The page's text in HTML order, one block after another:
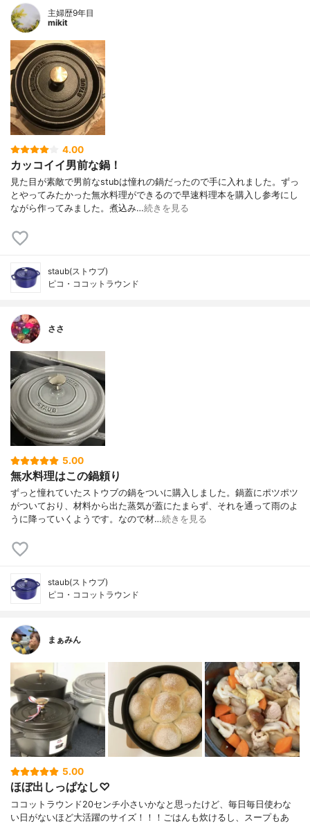
主婦歴9年目
mikit
4.00
カッコイイ男前な鍋！
見た目が素敵で男前なstubは憧れの鍋だったので手に入れました。ずっ
とやってみたかった無水料理ができるので早速料理本を購入し参考にし
ながら作ってみました。煮込み…続きを見る
staub(ストウブ)
ピコ・ココットラウンド
ささ
5.00
無水料理はこの鍋頼り
ずっと憧れていたストウブの鍋をついに購入しました。鍋蓋にポツポツ
がついており、材料から出た蒸気が蓋にたまらず、それを通って雨のよ
うに降っていくようです。なので材…続きを見る
staub(ストウブ)
ピコ・ココットラウンド
まぁみん
5.00
ほぼ出しっぱなし♡
ココットラウンド20センチ小さいかなと思ったけど、毎日毎日使わな
い日がないほど大活躍のサイズ！！！ごはんも炊けるし、スープもあ